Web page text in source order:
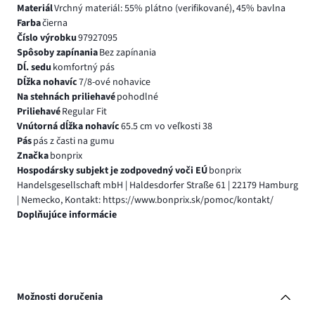
MateriálVrchný materiál: 55% plátno (verifikované), 45% bavlna
Farbačierna
Číslo výrobku97927095
Spôsoby zapínaniaBez zapínania
Dĺ. sedu komfortný pás
Dĺžka nohavíc7/8-ové nohavice
Na stehnách priliehavépohodlné
PriliehavéRegular Fit
Vnútorná dĺžka nohavíc65.5 cm vo veľkosti 38
Páspás z časti na gumu
Značkabonprix
Hospodársky subjekt je zodpovedný voči EÚbonprix
Handelsgesellschaft mbH | Haldesdorfer Straße 61 | 22179 Hamburg
| Nemecko, Kontakt: https://www.bonprix.sk/pomoc/kontakt/
Doplňujúce informácie
Možnosti doručenia